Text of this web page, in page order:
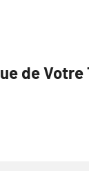
de Votre